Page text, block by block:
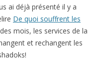
ai déjà présenté il y a
De quoi souffrent les
mois, les services de la
et rechangent les